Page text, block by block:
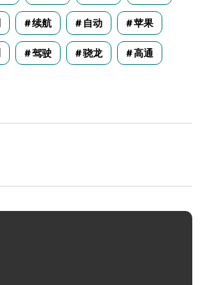
续航 自动 苹果
驾驶 骁龙 高通